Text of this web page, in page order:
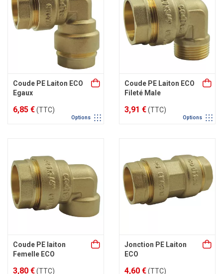
Coude PE Laiton ECO
Egaux
6,85 €(TTC)
Options
Coude PE Laiton ECO
Fileté Male
3,91 €(TTC)
Options
Coude PE laiton
Femelle ECO
3,80 €(TTC)
Jonction PE Laiton
ECO
4,60 €(TTC)